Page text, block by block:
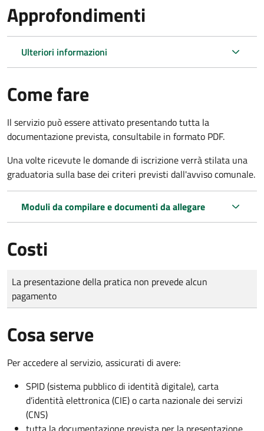
Approfondimenti
Ulteriori informazioni
Come fare
Il servizio può essere attivato presentando tutta la
documentazione prevista, consultabile in formato PDF.
Una volte ricevute le domande di iscrizione verrà stilata una
graduatoria sulla base dei criteri previsti dall'avviso comunale.
Moduli da compilare e documenti da allegare
Costi
Tipo di pagamento
Importo
La presentazione della pratica non prevede alcun
pagamento
Cosa serve
Per accedere al servizio, assicurati di avere:
SPID (sistema pubblico di identità digitale), carta
d’identità elettronica (CIE) o carta nazionale dei servizi
(CNS)